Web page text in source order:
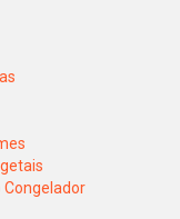
Congelador